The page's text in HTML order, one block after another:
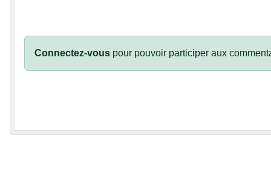
Connectez-vous pour pouvoir participer aux